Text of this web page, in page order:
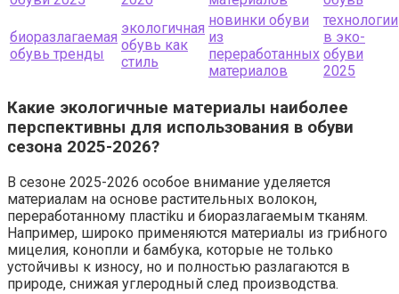
биоразлагаемая
обувь тренды
экологичная
обувь как
стиль
новинки обуви
из
переработанных
материалов
технологии
в эко-
обуви
2025
Какие экологичные материалы наиболее
перспективны для использования в обуви
сезона 2025-2026?
В сезоне 2025-2026 особое внимание уделяется
материалам на основе растительных волокон,
переработанному пластiku и биоразлагаемым тканям.
Например, широко применяются материалы из грибного
мицелия, конопли и бамбука, которые не только
устойчивы к износу, но и полностью разлагаются в
природе, снижая углеродный след производства.